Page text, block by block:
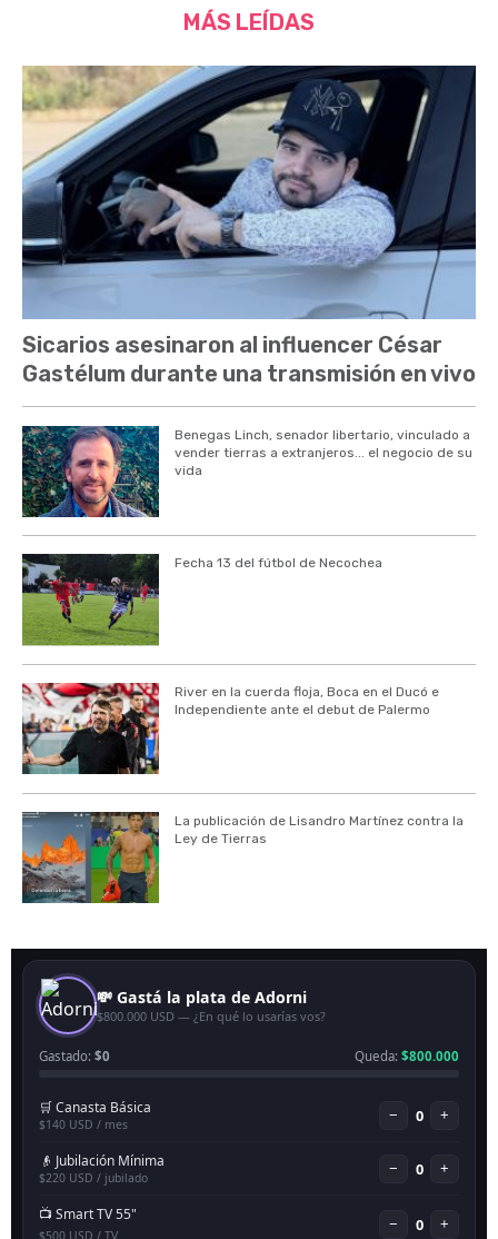
MÁS LEÍDAS
Sicarios asesinaron al influencer César
Gastélum durante una transmisión en vivo
Benegas Linch, senador libertario, vinculado a
vender tierras a extranjeros... el negocio de su
vida
Fecha 13 del fútbol de Necochea
River en la cuerda floja, Boca en el Ducó e
Independiente ante el debut de Palermo
La publicación de Lisandro Martínez contra la
Ley de Tierras